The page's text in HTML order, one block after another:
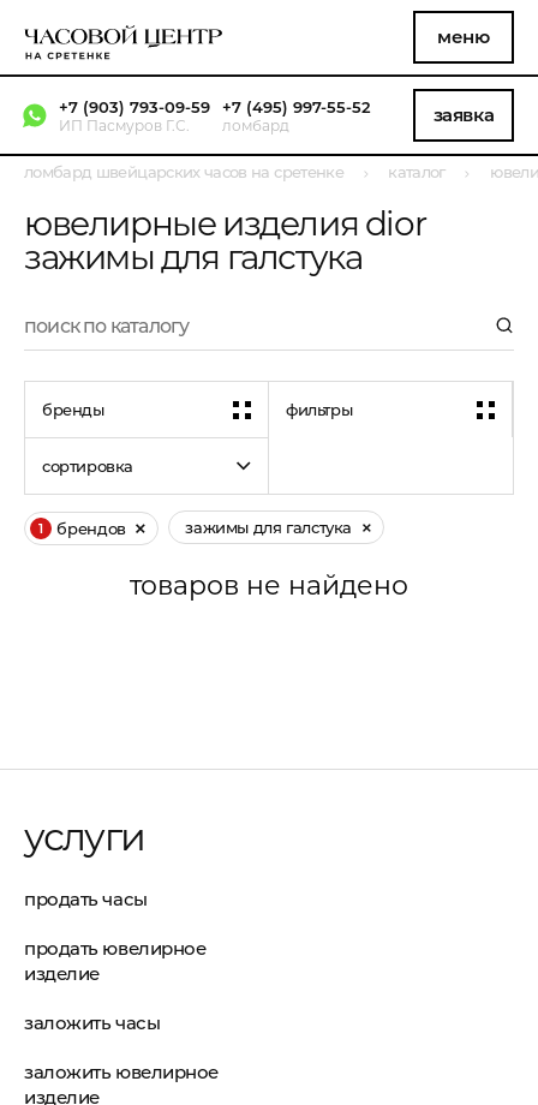
меню
+7 (903) 793-09-59
ИП Пасмуров Г.С.
+7 (495) 997-55-52
ломбард заявка
ломбард швейцарских часов на сретенке каталог
ювелирные изделия dior
зажимы для галстука
бренды фильтры
сортировка
1 брендов зажимы для галстука
товаров не найдено
услуги
продать часы
продать ювелирное
изделие
заложить часы
заложить ювелирное
изделие